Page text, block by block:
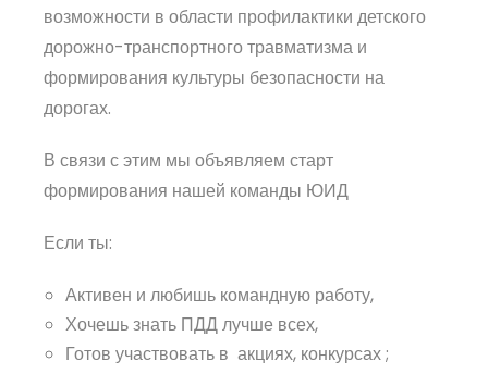
возможности в области профилактики детского
дорожно-транспортного травматизма и
формирования культуры безопасности на
дорогах.
В связи с этим мы объявляем старт
формирования нашей команды ЮИД
Если ты:
Активен и любишь командную работу,
Хочешь знать ПДД лучше всех,
Готов участвовать в акциях, конкурсах ;